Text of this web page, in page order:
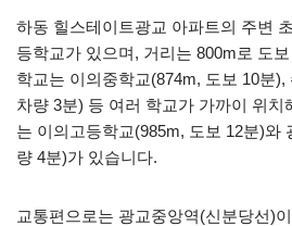
하동 힐스테이트광교 아파트의 주변
등학교가 있으며, 거리는 800m로 도
학교는 이의중학교(874m, 도보 10분
차량 3분) 등 여러 학교가 가까이 위치
는 이의고등학교(985m, 도보 12분)와
량 4분)가 있습니다.
교통편으로는 광교중앙역(신분당선)